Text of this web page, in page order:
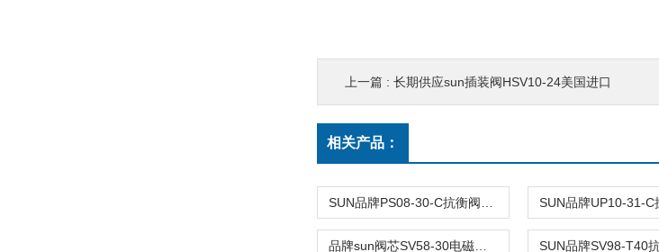
上一篇 : 长期供应sun插装阀HSV10-24美国进口
相关产品：